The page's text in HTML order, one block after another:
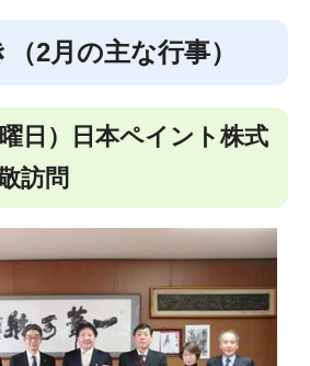
2月の主な行事）
日）日本ペイント株式
訪問